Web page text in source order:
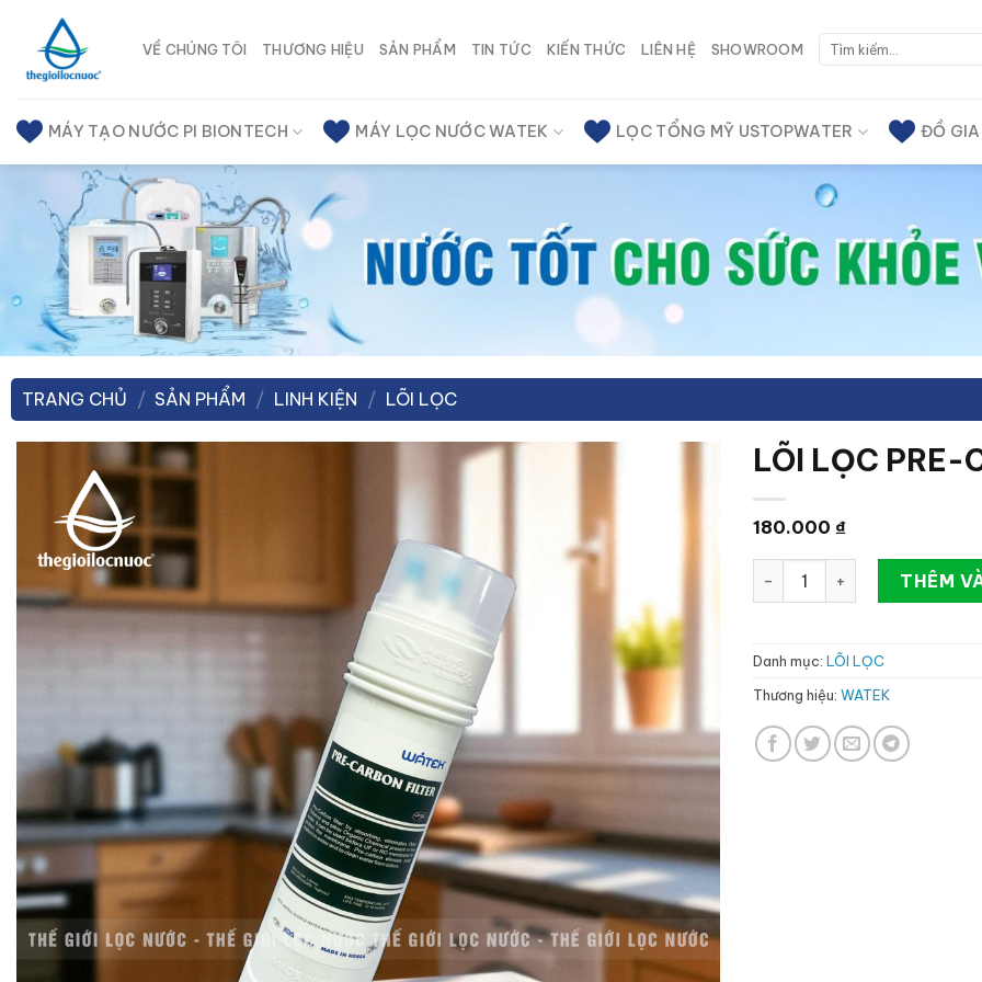
Chuyển
VỀ CHÚNG TÔI THƯƠNG HIỆU SẢN PHẨM TIN TỨC KIẾN THỨC LIÊN HỆ SHOWROOM
Tìm
MÁY TẠO NƯỚC PI BIONTECH MÁY LỌC NƯỚC WATEK LỌC TỔNG MỸ USTOPWATER ĐỒ GIA
TRANG CHỦ / SẢN PHẨM / LINH KIỆN / LÕI LỌC
LÕI LỌC PRE-
180.000 ₫
LÕI LỌC PRE-CARBON
THÊM
Danh mục: LÕI LỌC
Thương hiệu: WATEK